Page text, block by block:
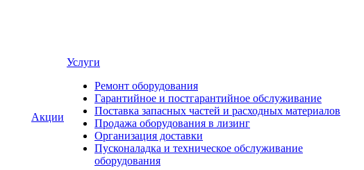
Акции
Услуги
Ремонт оборудования
Гарантийное и постгарантийное обслуживание
Поставка запасных частей и расходных материалов
Продажа оборудования в лизинг
Организация доставки
Пусконаладка и техническое обслуживание
оборудования